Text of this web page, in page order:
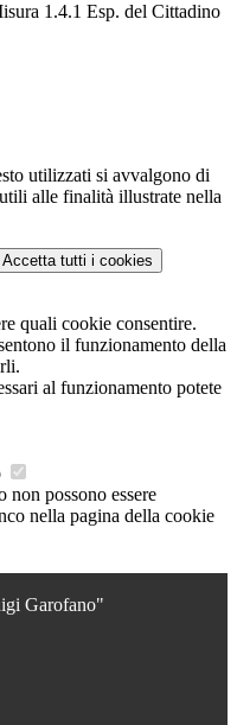
1.4.1 Esp. del Cittadino
utilizzati si avvalgono di
alle finalità illustrate nella
Accetta tutti i cookies
quali cookie consentire.
il funzionamento della
al funzionamento potete
non possono essere
nella pagina della cookie
Garofano"